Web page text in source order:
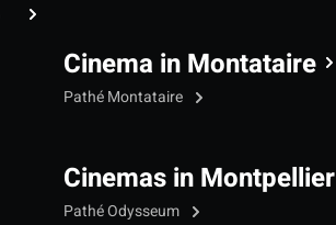
Cinema in Montataire
Pathé Montataire
Cinemas in Montpellier
Pathé Odysseum